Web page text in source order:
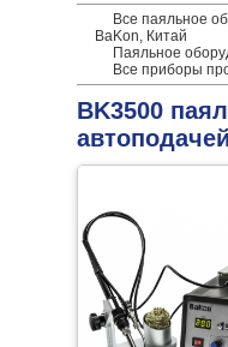
Все паяльное
BaKon, Китай
Паяльное
Все приборы
BK3500